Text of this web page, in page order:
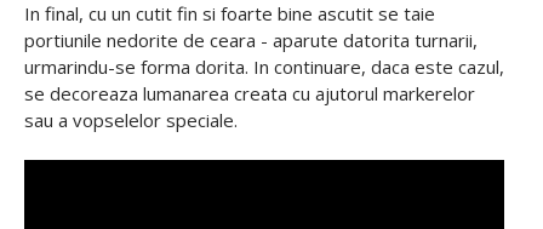
In final, cu un cutit fin si foarte bine ascutit se taie
portiunile nedorite de ceara - aparute datorita turnarii,
urmarindu-se forma dorita. In continuare, daca este cazul,
se decoreaza lumanarea creata cu ajutorul markerelor
sau a vopselelor speciale.